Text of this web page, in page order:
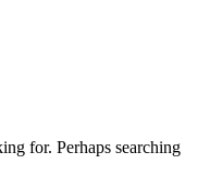
for. Perhaps searching